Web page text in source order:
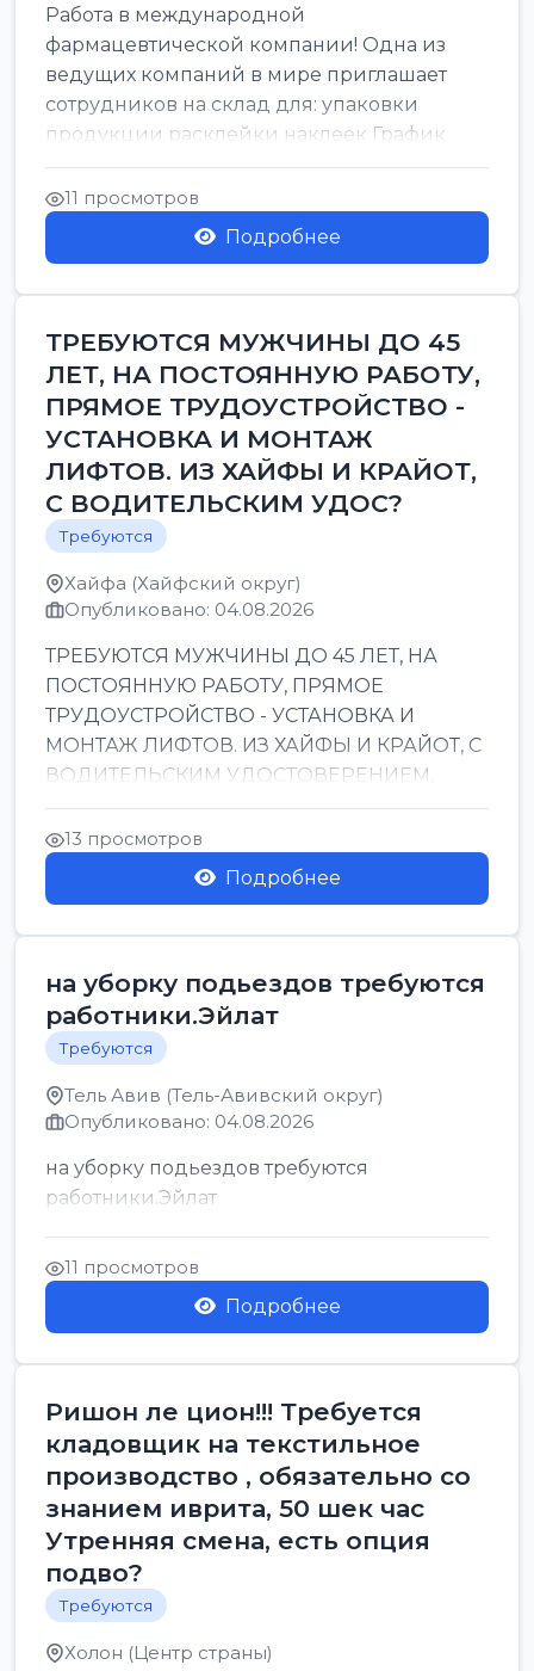
Работа в международной
фармацевтической компании! Одна из
ведущих компаний в мире приглашает
сотрудников на склад для: упаковки
продукции расклейки наклеек График
работы: с 7:00 до 16:00 Оплата: 38 в ...
11 просмотров
Подробнее
ТРЕБУЮТСЯ МУЖЧИНЫ ДО 45
ЛЕТ, НА ПОСТОЯННУЮ РАБОТУ,
ПРЯМОЕ ТРУДОУСТРОЙСТВО -
УСТАНОВКА И МОНТАЖ
ЛИФТОВ. ИЗ ХАЙФЫ И КРАЙОТ,
С ВОДИТЕЛЬСКИМ УДОС?
Требуются
Хайфа (Хайфский округ)
Опубликовано: 04.08.2026
ТРЕБУЮТСЯ МУЖЧИНЫ ДО 45 ЛЕТ, НА
ПОСТОЯННУЮ РАБОТУ, ПРЯМОЕ
ТРУДОУСТРОЙСТВО - УСТАНОВКА И
МОНТАЖ ЛИФТОВ. ИЗ ХАЙФЫ И КРАЙОТ, С
ВОДИТЕЛЬСКИМ УДОСТОВЕРЕНИЕМ,
ПРИВЕТСТВУЮТСЯ НАВЫКИ СВАРЩИКА.
ОБУЧЕНИЕ В ПРОЦ...
13 просмотров
Подробнее
на уборку подьездов требуются
работники.Эйлат
Требуются
Тель Авив (Тель-Авивский округ)
Опубликовано: 04.08.2026
на уборку подьездов требуются
работники.Эйлат
11 просмотров
Подробнее
Ришон ле цион!!! Требуется
кладовщик на текстильное
производство , обязательно со
знанием иврита, 50 шек час
Утренняя смена, есть опция
подво?
Требуются
Холон (Центр страны)